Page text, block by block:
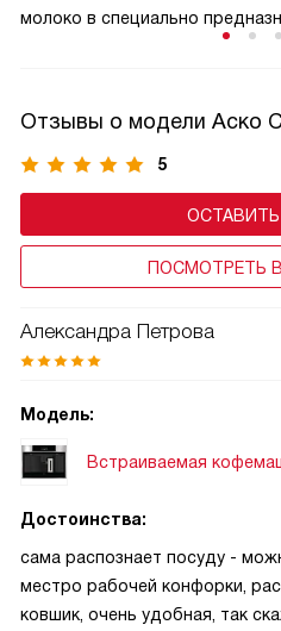
молоко в специально
Отзывы о модели Аско
5
ПОСМОТРЕТЬ
Александра Петрова
Модель:
Встраиваемая
Достоинства:
сама распознает посуду -
местро рабочей конфорки,
ковшик, очень удобная, так